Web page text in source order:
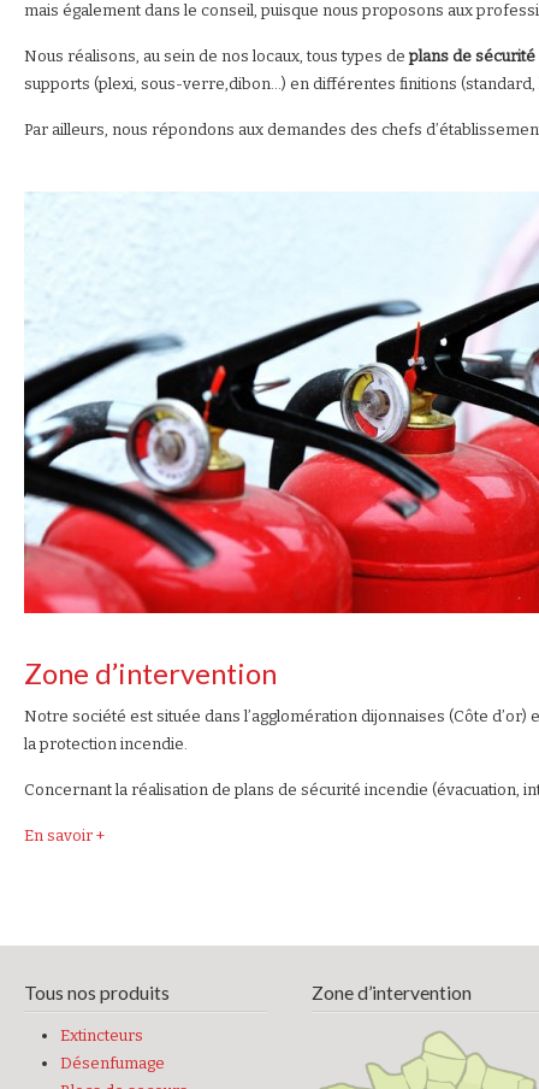
mais également dans le conseil, puisque nous proposons aux
Nous réalisons, au sein de nos locaux, tous types de plans de sécurité
supports (plexi, sous-verre,dibon…) en différentes finitions (standard,
Par ailleurs, nous répondons aux demandes des chefs
Zone d’intervention
Notre société est située dans l’agglomération dijonnaises (Côte
la protection incendie.
Concernant la réalisation de plans de sécurité incendie (évacuation,
En savoir +
Tous nos produits
Extincteurs
Désenfumage
Zone d’intervention